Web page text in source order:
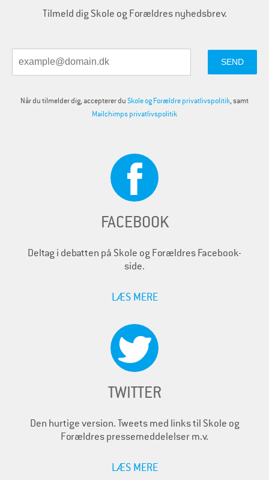
Tilmeld dig Skole og Forældres nyhedsbrev.
Når du tilmelder dig, accepterer duSkole og Forældre privatlivspolitik, samt
Mailchimps privatlivspolitik
FACEBOOK
Deltag i debatten på Skole og Forældres Facebook-
side.
LÆS MERE
TWITTER
Den hurtige version. Tweets med links til Skole og
Forældres pressemeddelelser m.v.
LÆS MERE